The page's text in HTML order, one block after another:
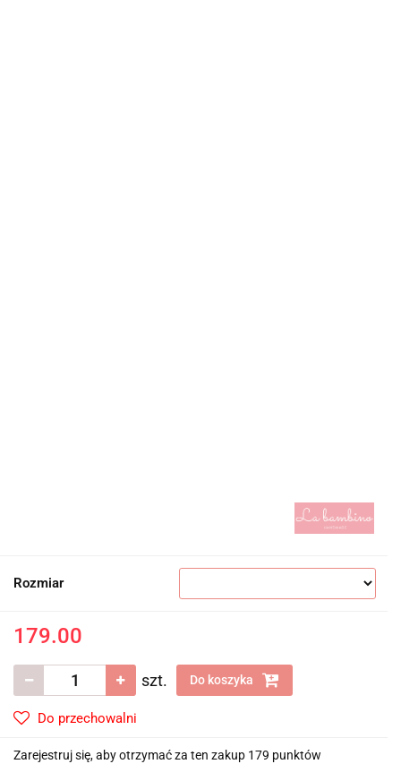
Rozmiar
179.00
szt. Do koszyka
Do przechowalni
Zarejestruj się, aby otrzymać za ten zakup 179 punktów